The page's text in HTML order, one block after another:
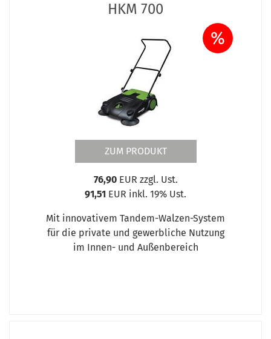
HKM 700
%
ZUM PRODUKT
76,90EUR zzgl. Ust.
91,51 EUR inkl. 19% Ust.
Mit innovativem Tandem-Walzen-System
für die private und gewerbliche Nutzung
im Innen- und Außenbereich